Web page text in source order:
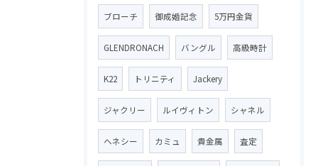
ブローチ 御成婚記念 5万円金貨
GLENDRONACH バングル 高級時計
K22 トリニティ Jackery
ジャクリー ルイヴィトン シャネル
ヘネシー カミュ 貴金属 査定